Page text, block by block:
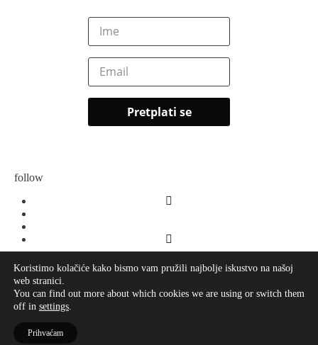
follow
O meni
© 2026LaVie
Koristimo kolačiće kako bismo vam pružili najbolje iskustvo na našoj
web stranici.
You can find out more about which cookies we are using or switch them
off in settings.
Prihvaćam